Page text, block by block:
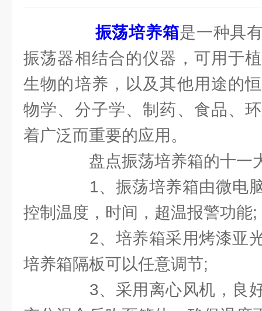
振荡培养箱是一种具
振荡器相结合的仪器，可用于
生物的培养，以及其他用途的
物学、分子学、制药、食品、
着广泛而重要的应用。
盘点振荡培养箱的十一
1、振荡培养箱由微电脑
控制温度，时间，超温报警功能;
2、培养箱采用烤漆亚光
培养箱隔板可以任意调节;
3、采用离心风机，良好